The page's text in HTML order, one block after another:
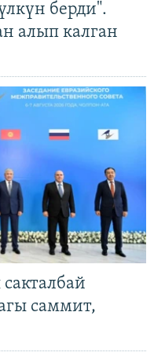
берди".
алып калган
саммит,